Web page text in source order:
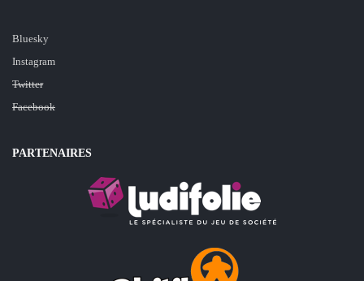
Bluesky
Instagram
Twitter
Facebook
PARTENAIRES